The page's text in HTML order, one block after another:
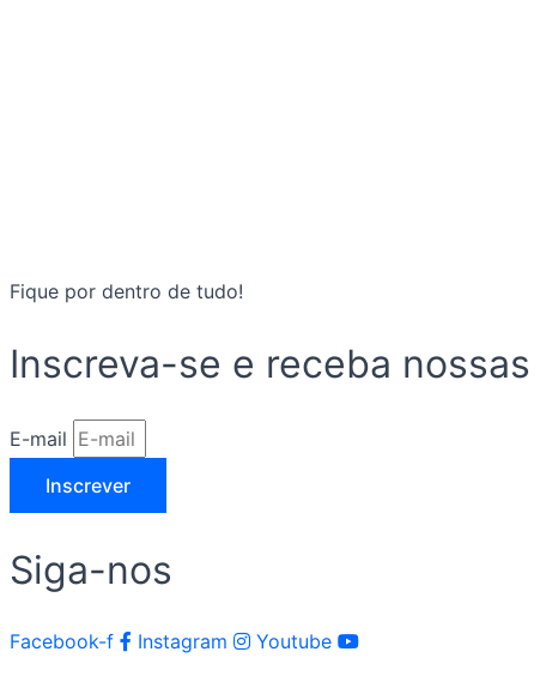
Fique por dentro de tudo!
Inscreva-se e receba
E-mail
Inscrever
Siga-nos
Facebook-f Instagram Youtube